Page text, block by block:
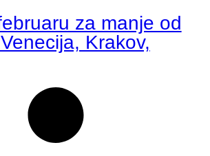
za manje od
Krakov,